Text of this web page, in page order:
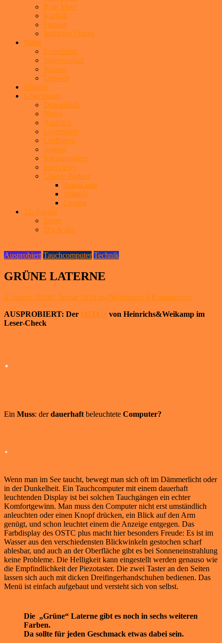
Rote Meer
Karibik
Fernost
Indischer Ozean
Natur
Expedition
Wissenschaft
Wissen
Umwelt
Historie
Leserforum
Downloads
News
Ausblick
Leserbriefe
Umfragen
Jugend
Kleinanzeigen
Interviews
Unsere Partner
AquaLung
Atlantis
Certina
TL-Forum
Intern
D’s & das
Ausprobiert Tauchcomputer Technik
GRÜNE LATERNE
4. Januar 20199. Januar 2019 dwfWordpress 0 Kommentare
AUSPROBIERT: Der OSTC+ von Heinrichs&Weikamp im
Leser-Check
.
Ein Muss: derdauerhaft beleuchtete Computer?
.
Wenn man im See taucht, bewegt man sich oft im Dämmerlicht oder
in der Dunkelheit. Ein Tauchcomputer mit einem dauerhaft
leuchtenden Display ist bei solchen Tauchgängen ein echter
Komfortgewinn. Man muss den Computer nicht erst umständlich
anleuchten oder einen Knopf drücken, ein Blick auf den Arm
genügt, und schon leuchtet einem die Anzeige entgegen. Das
Farbdisplay des OSTC plus macht hier besonders Freude: Es ist im
Wasser aus den verschiedensten Blickwinkeln gestochen scharf
ablesbar, und auch an der Oberfläche gibt es bei Sonneneinstrahlung
keine Probleme. Die Helligkeit kann eingestellt werden genauso wie
die Empfindlichkeit der Piezotaster. Die zwei Taster an den Seiten
lassen sich auch mit dicken Dreifingerhandschuhen bedienen. Das
Menü ist einfach aufgebaut und versteht sich von selbst.
Die „Grüne“ Laterne gibt es noch in sechs weiteren
Farben.
Da sollte für jeden Geschmack etwas dabei sein.